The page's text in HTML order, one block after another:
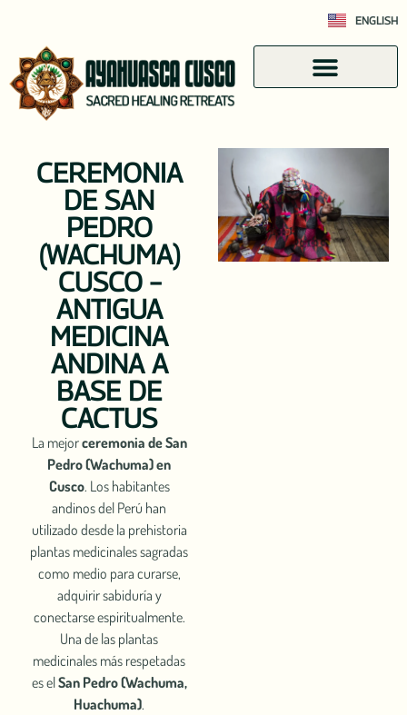
ENGLISH
CEREMONIA
DE SAN
PEDRO
(WACHUMA)
CUSCO –
ANTIGUA
MEDICINA
ANDINA A
BASE DE
CACTUS
La mejorceremonia de San
Pedro (Wachuma) en
Cusco. Los habitantes
andinos del Perú han
utilizado desde la prehistoria
plantas medicinales sagradas
como medio para curarse,
adquirir sabiduría y
conectarse espiritualmente.
Una de las plantas
medicinales más respetadas
es elSan Pedro (Wachuma,
Huachuma).